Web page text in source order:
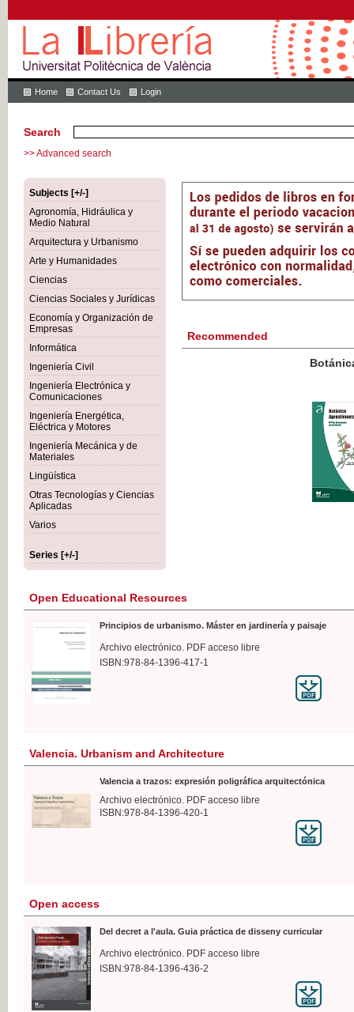
Home Contact Us Login
Search
>> Advanced search
Subjects [+/-]
Agronomía, Hidráulica y
Medio Natural
Arquitectura y Urbanismo
Arte y Humanidades
Ciencias
Ciencias Sociales y Jurídicas
Economía y Organización de
Empresas
Informática
Ingeniería Civil
Ingeniería Electrónica y
Comunicaciones
Ingeniería Energética,
Eléctrica y Motores
Ingeniería Mecánica y de
Materiales
Lingüística
Otras Tecnologías y Ciencias
Aplicadas
Varios
Series [+/-]
Recommended
Botánica Agroalimentaria
VAT
Open Educational Resources
Principios de urbanismo. Máster en jardinería y paisaje
Archivo electrónico. PDF acceso libre
ISBN:978-84-1396-417-1
Valencia. Urbanism and Architecture
Valencia a trazos: expresión poligráfica arquitectónica
Archivo electrónico. PDF acceso libre
ISBN:978-84-1396-420-1
Open access
Del decret a l'aula. Guia práctica de disseny curricular
Archivo electrónico. PDF acceso libre
ISBN:978-84-1396-436-2